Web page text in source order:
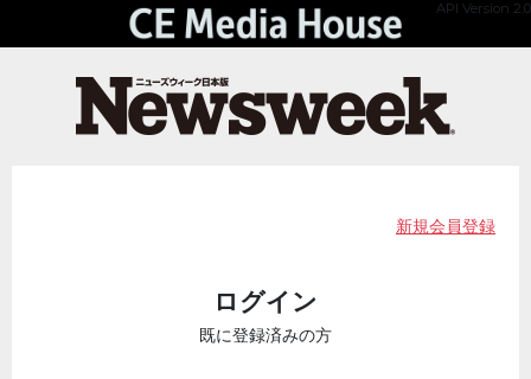
API Version 2.0
新規会員登録
ログイン
既に登録済みの方